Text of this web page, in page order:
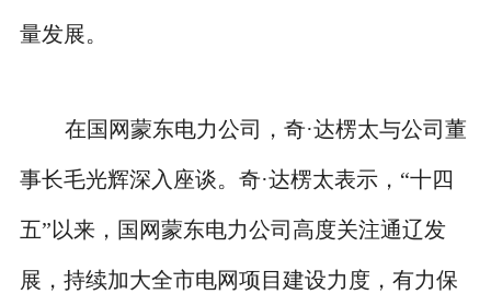
量发展。
在国网蒙东电力公司，奇·达楞太与公司董
事长毛光辉深入座谈。奇·达楞太表示，“十四
五”以来，国网蒙东电力公司高度关注通辽发
展，持续加大全市电网项目建设力度，有力保